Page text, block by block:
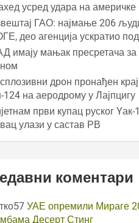
усред удара на америчке
ГАО: најмање 206
део агенција ускратио
имају мањак пресретача за
дрон пронађен крај
124 на аеродрому у Лајпцигу
први купац руског
улази у састав РВ
коментари
УАЕ опремили Мираге
Десерт Стинг